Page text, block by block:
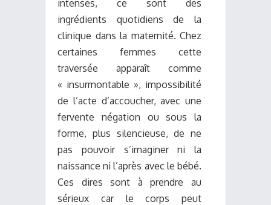
intenses, ce sont des
ingrédients quotidiens de la
clinique dans la maternité. Chez
certaines femmes cette
traversée apparaît comme
« insurmontable », impossibilité
de l’acte d’accoucher, avec une
fervente négation ou sous la
forme, plus silencieuse, de ne
pas pouvoir s’imaginer ni la
naissance ni l’après avec le bébé.
Ces dires sont à prendre au
sérieux car le corps peut